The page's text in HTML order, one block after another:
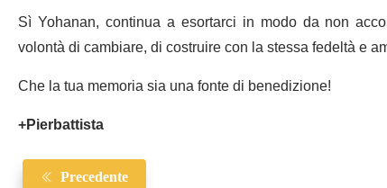
Sì Yohanan, continua a esortarci in modo da non
volontà di cambiare, di costruire con la stessa fedeltà e
Che la tua memoria sia una fonte di benedizione!
+Pierbattista
Precedente